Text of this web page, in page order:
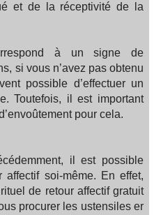
et de la réceptivité de la
à un signe de
si vous n’avez pas obtenu
possible d’effectuer un
Toutefois, il est important
pour cela.
il est possible
affectif soi-même. En effet,
de retour affectif gratuit
procurer les ustensiles er